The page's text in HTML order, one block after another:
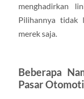
menghadirkan
Pilihannya tidak
merek saja.
Beberapa
Pasar